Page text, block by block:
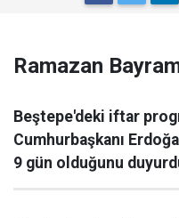
Ramazan
Beştepe'deki iftar
Cumhurbaşkanı
9 gün olduğunu